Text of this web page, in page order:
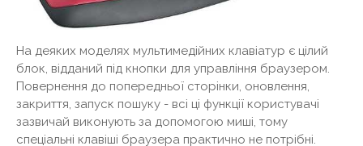
На деяких моделях мультимедійних клавіатур є цілий
блок, відданий під кнопки для управління браузером.
Повернення до попередньої сторінки, оновлення,
закриття, запуск пошуку - всі ці функції користувачі
зазвичай виконують за допомогою миші, тому
спеціальні клавіші браузера практично не потрібні.